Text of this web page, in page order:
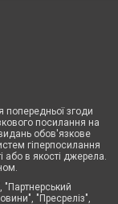
попередньої згоди
посилання на
обов'язкове
гіперпосилання
або в якості джерела.
"Пресреліз",